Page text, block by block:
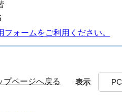
ォームをご利用ください。
プページへ戻る 表示 PC